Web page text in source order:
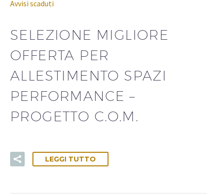
Avvisi scaduti
SELEZIONE MIGLIORE
OFFERTA PER
ALLESTIMENTO SPAZI
PERFORMANCE –
PROGETTO C.O.M.
LEGGI TUTTO